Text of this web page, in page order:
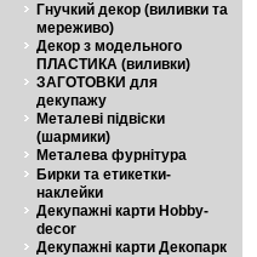
Гнучкий декор (виливки та
мереживо)
Декор з модельного
ПЛАСТИКА (виливки)
ЗАГОТОВКИ для
декупажу
Металеві підвіски
(шармики)
Металева фурнітура
Бирки та етикетки-
наклейки
Декупажні карти Hobby-
decor
Декупажні карти Декопарк